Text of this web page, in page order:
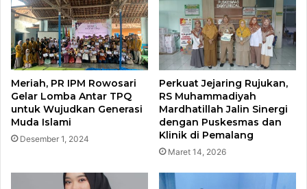
Meriah, PR IPM Rowosari
Gelar Lomba Antar TPQ
untuk Wujudkan Generasi
Muda Islami
Desember 1, 2024
Perkuat Jejaring Rujukan,
RS Muhammadiyah
Mardhatillah Jalin Sinergi
dengan Puskesmas dan
Klinik di Pemalang
Maret 14, 2026